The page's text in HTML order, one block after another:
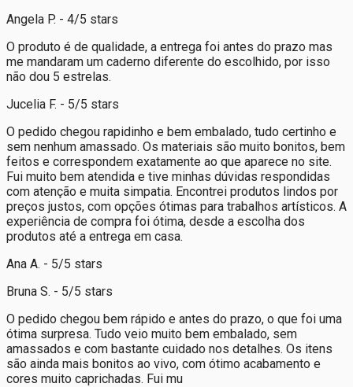
Angela P. - 4/5 stars
O produto é de qualidade, a entrega foi antes do prazo mas
me mandaram um caderno diferente do escolhido, por isso
não dou 5 estrelas.
Jucelia F. - 5/5 stars
O pedido chegou rapidinho e bem embalado, tudo certinho e
sem nenhum amassado. Os materiais são muito bonitos, bem
feitos e correspondem exatamente ao que aparece no site.
Fui muito bem atendida e tive minhas dúvidas respondidas
com atenção e muita simpatia. Encontrei produtos lindos por
preços justos, com opções ótimas para trabalhos artísticos. A
experiência de compra foi ótima, desde a escolha dos
produtos até a entrega em casa.
Ana A. - 5/5 stars
Bruna S. - 5/5 stars
O pedido chegou bem rápido e antes do prazo, o que foi uma
ótima surpresa. Tudo veio muito bem embalado, sem
amassados e com bastante cuidado nos detalhes. Os itens
são ainda mais bonitos ao vivo, com ótimo acabamento e
cores muito caprichadas. Fui mu